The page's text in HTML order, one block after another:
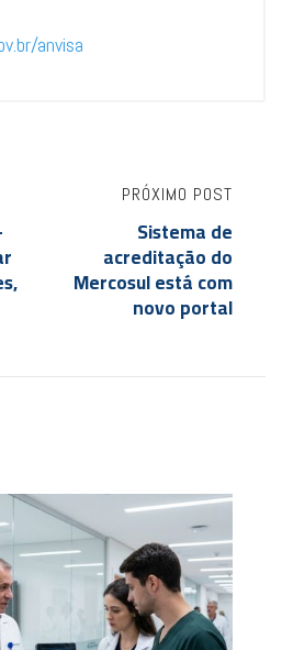
anvisa
PRÓXIMO POST
Sistema de
acreditação do
Mercosul está com
novo portal